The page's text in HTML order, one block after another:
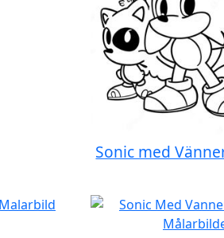
Sonic med